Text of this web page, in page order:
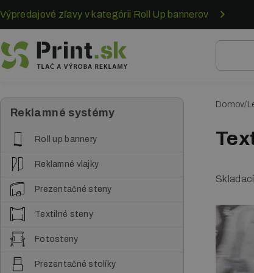
Skočiť
na
hlavný
obsah
Výpredajové zľavy v kategórii Roll Up bannerov
Reklamné systémy
Roll up bannery
Reklamné vlajky
Prezentačné steny
Textilné steny
Fotosteny
Prezentačné stolíky
O
m
v
n
k
a
Domov